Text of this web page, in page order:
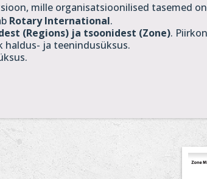
mille organisatsioonilised tasemed
Rotary International.
(Regions) ja tsoonidest (Zone).
haldus- ja teenindusüksus.